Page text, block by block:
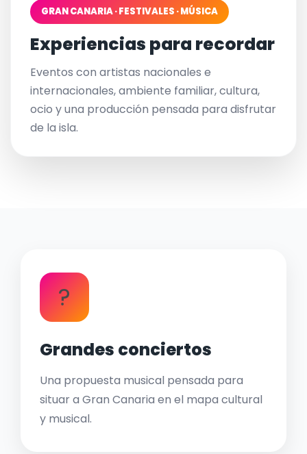
GRAN CANARIA · FESTIVALES · MÚSICA
Experiencias para recordar
Eventos con artistas nacionales e
internacionales, ambiente familiar, cultura,
ocio y una producción pensada para disfrutar
de la isla.
?
Grandes conciertos
Una propuesta musical pensada para
situar a Gran Canaria en el mapa cultural
y musical.